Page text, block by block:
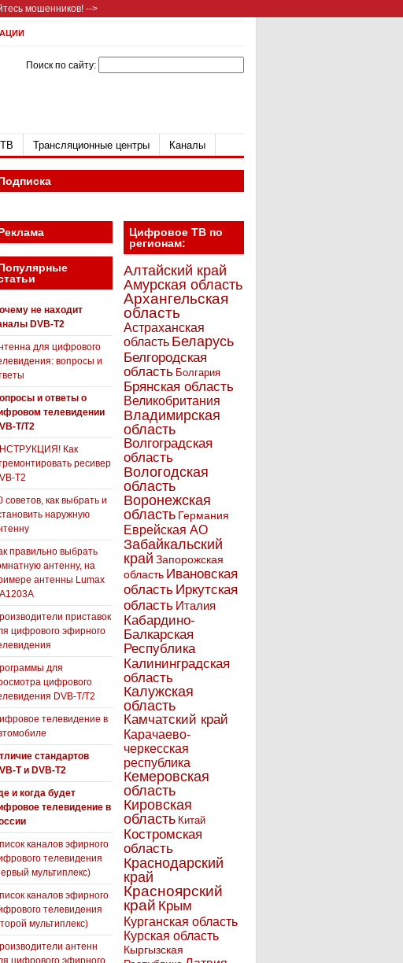
мошенников! -->
Поиск по сайту:
Трансляционные центры Каналы
не находит
DVB-T2
для цифрового
вопросы и
и ответы о
телевидении
T/T2
Как
ресивер
T2
советов, как выбрать и
наружную
правильно выбрать
антенну, на
антенны Lumax
приставок
цифрового эфирного
для
цифрового
DVB-T/T2
телевидение в
стандартов
T и DVB-T2
и когда будет
телевидение в
каналов эфирного
телевидения
мультиплекс)
каналов эфирного
телевидения
мультиплекс)
антенн
цифрового эфирного
Цифровое ТВ по
регионам:
Алтайский край
Амурская область
Архангельская
область
Астраханская
область Беларусь
Белгородская
область Болгария
Брянская область
Великобритания
Владимирская
область
Волгоградская
область
Вологодская
область
Воронежская
область Германия
Еврейская АО
Забайкальский
край Запорожская
область Ивановская
область Иркутская
область Италия
Кабардино-
Балкарская
Республика
Калининградская
область
Калужская
область
Камчатский край
Карачаево-
черкесская
республика
Кемеровская
область
Кировская
область Китай
Костромская
область
Краснодарский
край
Красноярский
край Крым
Курганская область
Курская область
Кыргызская